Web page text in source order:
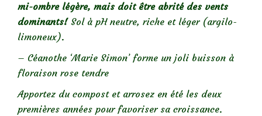
mi-ombre légère, mais doit être abrité des vents
dominants!Sol à pH neutre, riche et léger (argilo-
limoneux).
– Céanothe ‘Marie Simon’ forme un joli buisson à
floraison rose tendre
Apportez du compost et arrosez en été les deux
premières années pour favoriser sa croissance.